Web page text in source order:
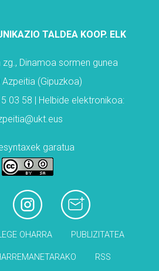
TALDEA KOOP. ELK
Dinamoa sormen gunea
(Gipuzkoa)
03 58 | Helbide elektronikoa:
garatua
OHARRA PUBLIZITATEA
RSS